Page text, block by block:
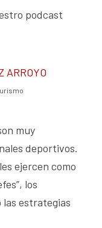
podcast
muy
deportivos.
ejercen como
los
estrategias